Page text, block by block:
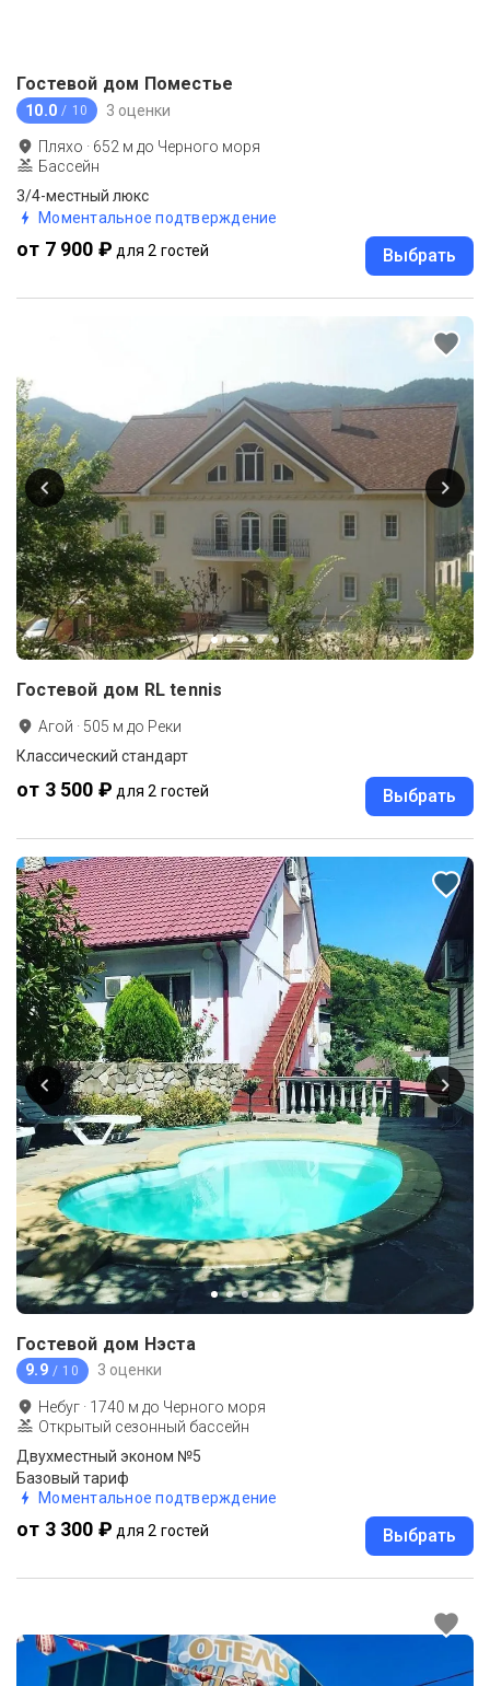
Гостевой дом Поместье
10.0 / 10 3 оценки
Пляхо · 652 м до Черного моря
Бассейн
3/4-местный люкс
Моментальное подтверждение
от 7 900 ₽ для 2 гостей Выбрать
Гостевой дом RL tennis
Агой · 505 м до Реки
Классический стандарт
от 3 500 ₽ для 2 гостей Выбрать
Гостевой дом Нэста
9.9 / 10 3 оценки
Небуг · 1740 м до Черного моря
Открытый сезонный бассейн
Двухместный эконом №5
Базовый тариф
Моментальное подтверждение
от 3 300 ₽ для 2 гостей Выбрать